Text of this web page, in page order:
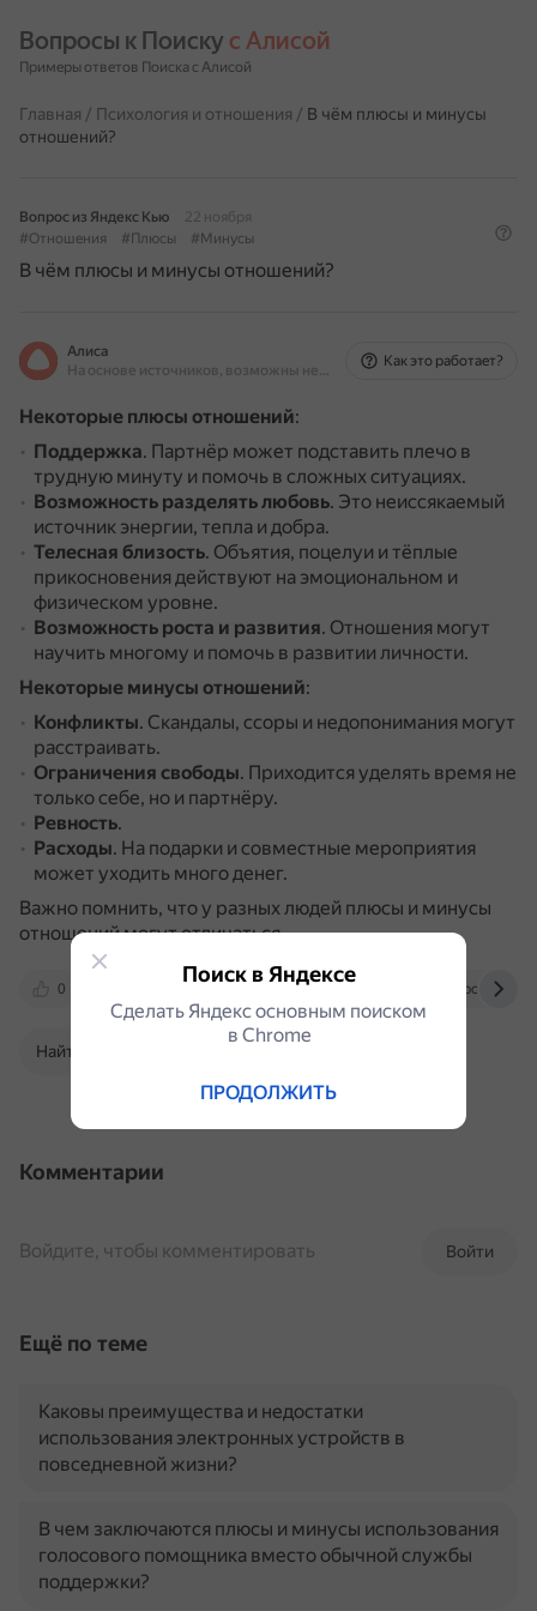
Вопросы к Поиску с Алисой
Примеры ответов Поиска с Алисой
Главная / Психология и отношения / В чём плюсы и минусы
отношений?
Вопрос из Яндекс Кью
22 ноября
#Отношения
#Плюсы #Минусы
В чём плюсы и минусы отношений?
Алиса
На основе источников, возможны неточности
Как это работает?
Некоторые плюсы отношений:
Поддержка. Партнёр может подставить плечо в
трудную минуту и помочь в сложных ситуациях.
Возможность разделять любовь. Это неиссякаемый
источник энергии, тепла и добра.
Телесная близость. Объятия, поцелуи и тёплые
прикосновения действуют на эмоциональном и
физическом уровне.
Возможность роста и развития. Отношения могут
научить многому и помочь в развитии личности.
Некоторые минусы отношений:
Конфликты. Скандалы, ссоры и недопонимания могут
расстраивать.
Ограничения свободы. Приходится уделять время не
только себе, но и партнёру.
Ревность.
Расходы. На подарки и совместные мероприятия
может уходить много денег.
Важно помнить, что у разных людей плюсы и минусы
отношений могут отличаться.
0
Найти в Поиске
Комментарии
Войти
Войдите, чтобы комментировать
Ещё по теме
Каковы преимущества и недостатки
использования электронных устройств в
повседневной жизни?
В чем заключаются плюсы и минусы использования
голосового помощника вместо обычной службы
поддержки?
Поиск в Яндексе
Сделать Яндекс основным поиском
в Сhrome
ПРОДОЛЖИТЬ